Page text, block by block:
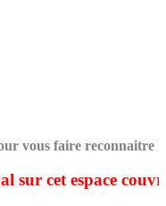
vous faire reconnaitre
cet espace couvre